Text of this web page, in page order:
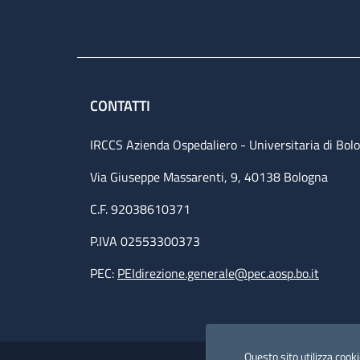
Questo sito utilizza
CONTATTI
IRCCS Azienda Ospedaliero - Universitaria di
Via Giuseppe Massarenti, 9, 40138 Bologna
C.F. 92038610371
P.IVA 02553300373
PEC: PEIdirezione.generale@pec.aosp.bo.it